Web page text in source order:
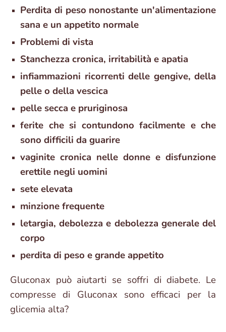
Perdita di peso nonostante un'alimentazione
sana e un appetito normale
Problemi di vista
Stanchezza cronica, irritabilità e apatia
infiammazioni ricorrenti delle gengive, della
pelle o della vescica
pelle secca e pruriginosa
ferite che si contundono facilmente e che
sono difficili da guarire
vaginite cronica nelle donne e disfunzione
erettile negli uomini
sete elevata
minzione frequente
letargia, debolezza e debolezza generale del
corpo
perdita di peso e grande appetito
Gluconax può aiutarti se soffri di diabete. Le
compresse di Gluconax sono efficaci per la
glicemia alta?